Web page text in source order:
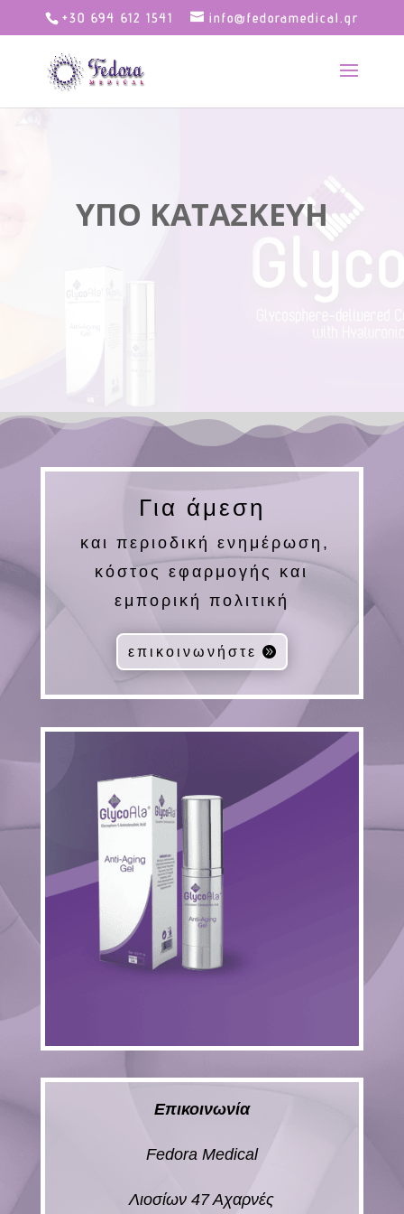
+30 694 612 1541 info@fedoramedical.gr
ΥΠΟ ΚΑΤΑΣΚΕΥΗ
Για άμεση
και περιοδική ενημέρωση,
κόστος εφαρμογής και
εμπορική πολιτική
επικοινωνήστε
Επικοινωνία
Fedora Medical
Λιοσίων 47 Αχαρνές